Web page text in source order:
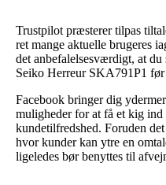
Trustpilot præsterer tilpas
ret mange aktuelle brugeres
det anbefalelsesværdigt, at
Seiko Herreur SKA791P1
Facebook bringer dig
muligheder for at få et kig
kundetilfredshed. Foruden
hvor kunder kan ytre en
ligeledes bør benyttes til